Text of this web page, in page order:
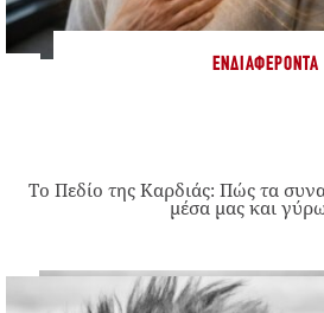
ΕΝΔΙΑΦΈΡΟΝΤΑ
Το Πεδίο της Καρδιάς: Πώς τα
μέσα μας και